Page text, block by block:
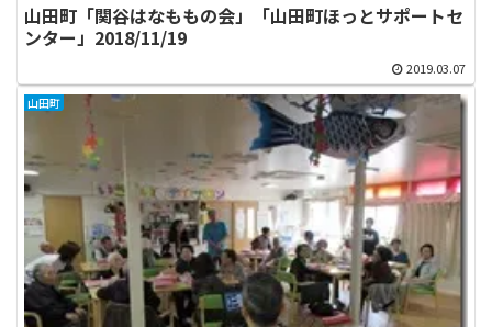
山田町「関谷はなももの会」「山田町ほっとサポートセ
ンター」2018/11/19
2019.03.07
山田町